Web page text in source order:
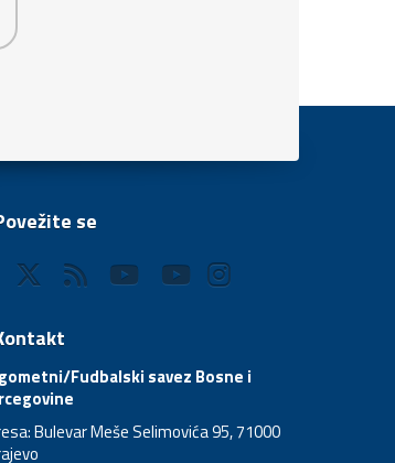
se
Fudbalski savez Bosne i
Bulevar Meše Selimovića 95, 71000